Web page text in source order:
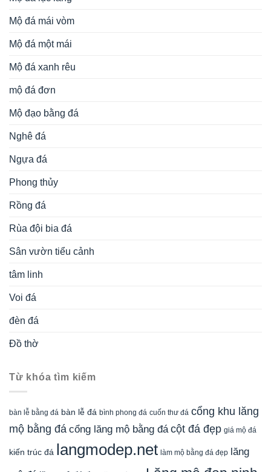
Mộ đá mái vòm
Mộ đá một mái
Mộ đá xanh rêu
mộ đá đơn
Mộ đạo bằng đá
Nghê đá
Ngựa đá
Phong thủy
Rồng đá
Rùa đội bia đá
Sân vườn tiểu cảnh
tâm linh
Voi đá
đèn đá
Đồ thờ
Từ khóa tìm kiếm
bàn lễ bằng đá bàn lễ đá bình phong đá cuốn thư đá cổng khu lăng
mộ bằng đá cổng lăng mộ bằng đá cột đá đẹp giá mộ đá
kiến trúc đá langmodep.net làm mộ bằng đá đẹp lăng